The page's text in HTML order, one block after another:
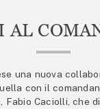
AL
una nuova
con il
Fabio Caciolli, che